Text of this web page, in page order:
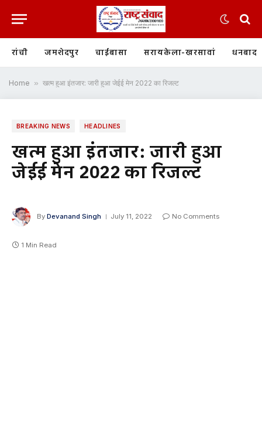
रांची जमशेदपुर चाईबासा सरायकेला-खरसावां धनबाद
Home » खत्म हुआ इंतजार: जारी हुआ जेईई मेन 2022 का रिजल्ट
BREAKING NEWS HEADLINES
खत्म हुआ इंतजार: जारी हुआ
जेईई मेन 2022 का रिजल्ट
By Devanand Singh July 11, 2022 No Comments
1 Min Read